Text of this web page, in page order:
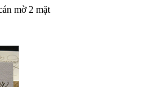
mờ 2 mặt